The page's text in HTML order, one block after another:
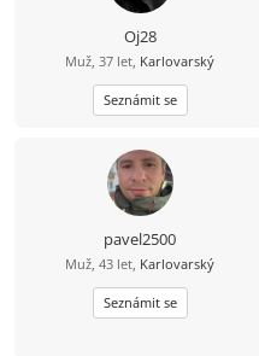
Oj28
Muž, 37 let, Karlovarský
Seznámit se
pavel2500
Muž, 43 let, Karlovarský
Seznámit se